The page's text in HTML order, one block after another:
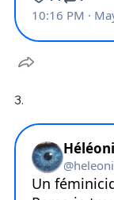
3.